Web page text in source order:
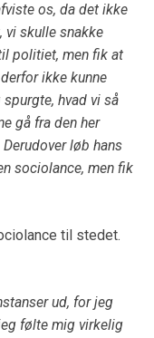
os, da det ikke
vi skulle snakke
politiet, men fik at
ikke kunne
hvad vi så
gå fra den her
løb hans
sociolance, men fik
til stedet.
ud, for jeg
følte mig virkelig